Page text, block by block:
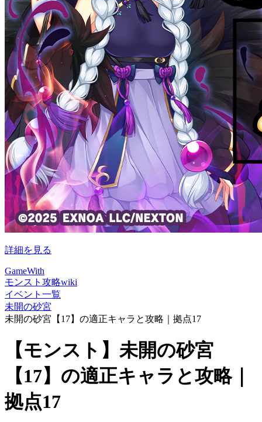
詳細を見る
GameWith
モンスト攻略wiki
イベント一覧
未開の砂宮
未開の砂宮【17】の適正キャラと攻略｜拠点17
【モンスト】未開の砂宮
【17】の適正キャラと攻略｜
拠点17